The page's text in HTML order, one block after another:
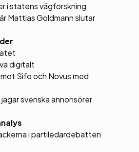
i statens vägforskning
Mattias Goldmann slutar
digitalt
Sifo och Novus med
svenska annonsörer
i partiledardebatten